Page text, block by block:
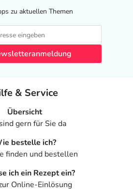
zu aktuellen Themen
& Service
Übersicht
gern für Sie da
bestelle ich?
finden und bestellen
ich ein Rezept ein?
Online-Einlösung